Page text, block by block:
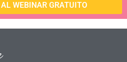
WEBINAR GRATUITO